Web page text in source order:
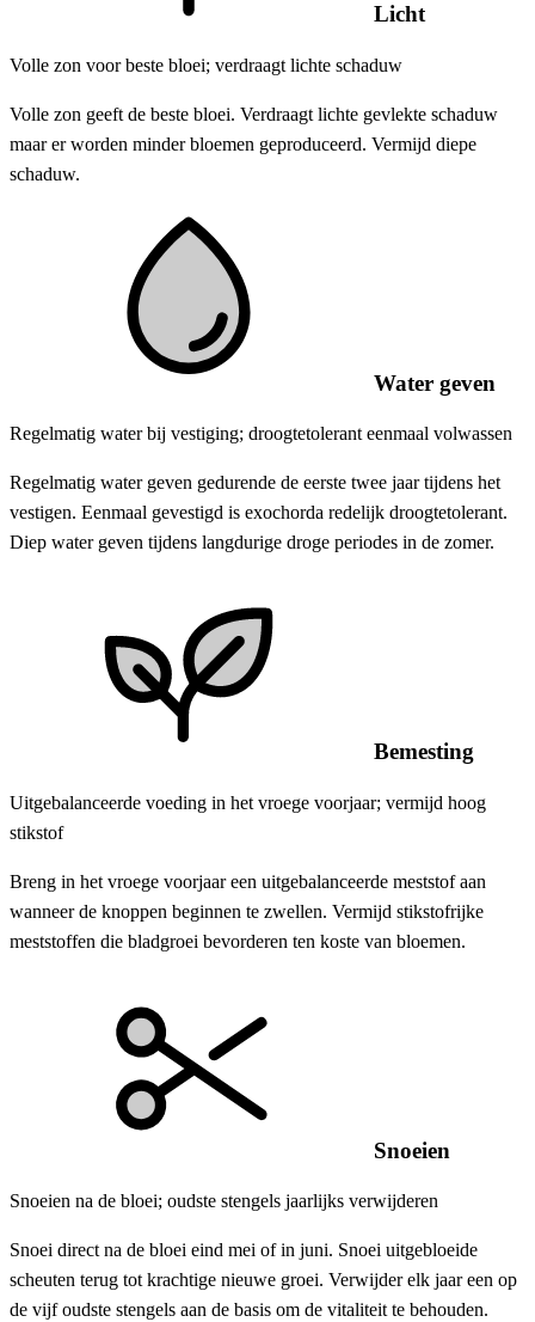
Licht
Volle zon voor beste bloei; verdraagt lichte schaduw
Volle zon geeft de beste bloei. Verdraagt lichte gevlekte schaduw
maar er worden minder bloemen geproduceerd. Vermijd diepe
schaduw.
Water geven
Regelmatig water bij vestiging; droogtetolerant eenmaal volwassen
Regelmatig water geven gedurende de eerste twee jaar tijdens het
vestigen. Eenmaal gevestigd is exochorda redelijk droogtetolerant.
Diep water geven tijdens langdurige droge periodes in de zomer.
Bemesting
Uitgebalanceerde voeding in het vroege voorjaar; vermijd hoog
stikstof
Breng in het vroege voorjaar een uitgebalanceerde meststof aan
wanneer de knoppen beginnen te zwellen. Vermijd stikstofrijke
meststoffen die bladgroei bevorderen ten koste van bloemen.
Snoeien
Snoeien na de bloei; oudste stengels jaarlijks verwijderen
Snoei direct na de bloei eind mei of in juni. Snoei uitgebloeide
scheuten terug tot krachtige nieuwe groei. Verwijder elk jaar een op
de vijf oudste stengels aan de basis om de vitaliteit te behouden.